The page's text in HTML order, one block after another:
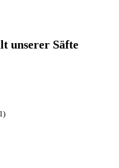
unserer Säfte